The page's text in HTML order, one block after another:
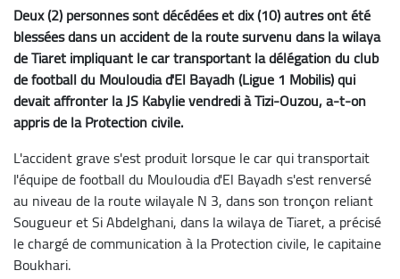
Deux (2) personnes sont décédées et dix (10) autres ont été
blessées dans un accident de la route survenu dans la wilaya
de Tiaret impliquant le car transportant la délégation du club
de football du Mouloudia d'El Bayadh (Ligue 1 Mobilis) qui
devait affronter la JS Kabylie vendredi à Tizi-Ouzou, a-t-on
appris de la Protection civile.
L'accident grave s'est produit lorsque le car qui transportait
l'équipe de football du Mouloudia d'El Bayadh s'est renversé
au niveau de la route wilayale N 3, dans son tronçon reliant
Sougueur et Si Abdelghani, dans la wilaya de Tiaret, a précisé
le chargé de communication à la Protection civile, le capitaine
Boukhari.